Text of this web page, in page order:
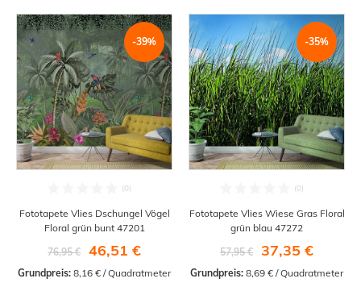
-39%
Fototapete Vlies Dschungel Vögel
Floral grün bunt 47201
76,95 €
46,51 €
Grundpreis: 8,16 € / Quadratmeter
-35%
Fototapete Vlies Wiese Gras Floral
grün blau 47272
57,95 €
37,35 €
Grundpreis: 8,69 € / Quadratmeter